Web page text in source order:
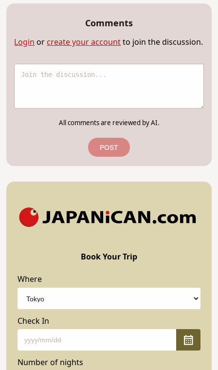
Comments
Loginorcreate your accountto join the discussion.
All comments are reviewed by AI.
POST
Book Your Trip
Where
Check In
Number of nights